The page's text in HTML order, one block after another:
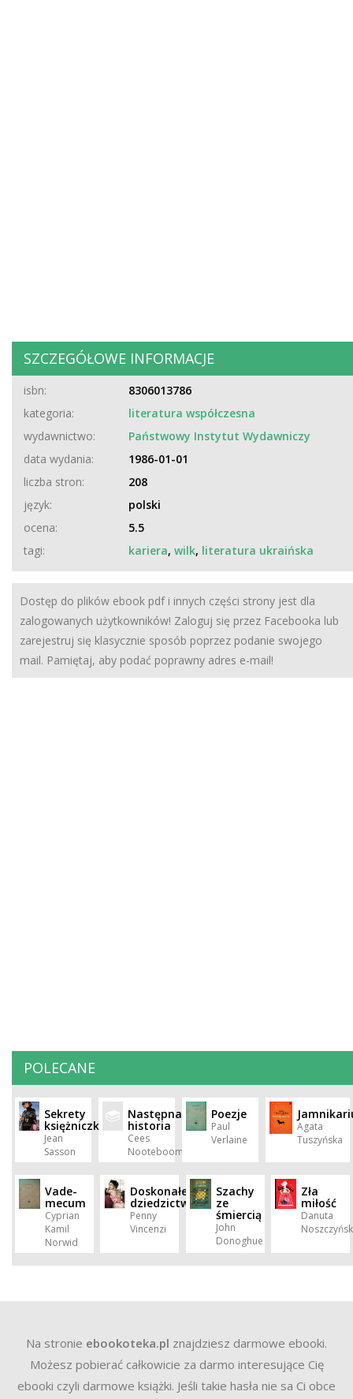
SZCZEGÓŁOWE INFORMACJE
isbn:
8306013786
kategoria:
literatura współczesna
wydawnictwo:
Państwowy Instytut Wydawniczy
data wydania:
1986-01-01
liczba stron:
208
język:
polski
ocena:
5.5
tagi:
kariera, wilk, literatura ukraińska
Dostęp do plików ebook pdf i innych części strony jest dla
zalogowanych użytkowników! Zaloguj się przez Facebooka lub
zarejestruj się klasycznie sposób poprzez podanie swojego
mail. Pamiętaj, aby podać poprawny adres e-mail!
POLECANE
Sekrety
księżniczki
Jean
Sasson
Następna
historia
Cees
Nooteboom
Poezje
Paul
Verlaine
Agata
Tuszyńska
Vade-
mecum
Cyprian
Kamil
Norwid
Doskonałe
dziedzictwo
Penny
Vincenzi
Szachy
ze
śmiercią
John
Donoghue
Zła
miłość
Danuta
Na stronie ebookoteka.pl znajdziesz darmowe ebooki.
Możesz pobierać całkowicie za darmo interesujące Cię
ebooki czyli darmowe książki. Jeśli takie hasła nie sa Ci obce